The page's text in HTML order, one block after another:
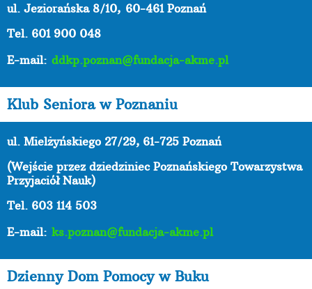
ul. Jeziorańska 8/10, 60-461 Poznań
Tel. 601 900 048
E-mail: ddkp.poznan@fundacja-akme.pl
Klub Seniora w Poznaniu
ul. Mielżyńskiego 27/29, 61-725 Poznań
(Wejście przez dziedziniec Poznańskiego Towarzystwa
Przyjaciół Nauk)
Tel. 603 114 503
E-mail: ks.poznan@fundacja-akme.pl
Dzienny Dom Pomocy w Buku